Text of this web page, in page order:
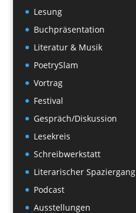
Lesung
Buchpräsentation
Literatur & Musik
PoetrySlam
Vortrag
Festival
Gespräch/Diskussion
Lesekreis
Schreibwerkstatt
Literarischer Spaziergang
Podcast
Ausstellungen